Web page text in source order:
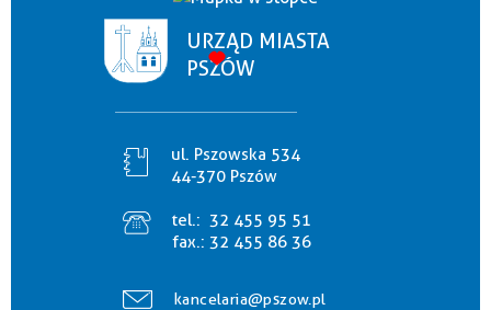
URZĄD MIASTA
PSZÓW
ul. Pszowska 534
44-370 Pszów
tel.: 32 455 95 51
fax.: 32 455 86 36
kancelaria@pszow.pl